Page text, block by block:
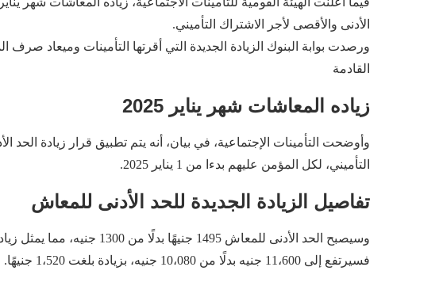
الأدنى والأقصى لأجر الاشتراك التأميني.
ورصدت بوابة البنوك الزيادة الجديدة التي أقرتها التأمينات وميعاد
القادمة
زياده المعاشات شهر يناير 2025
وأوضحت التأمينات الإجتماعية، في بيان، أنه يتم تطبيق قرار زيادة الحد
التأميني، لكل المؤمن عليهم بدءا من 1 يناير 2025.
تفاصيل الزيادة الجديدة للحد الأدنى للمعاش
فسيرتفع إلى 11،600 جنيه بدلًا من 10،080 جنيه، بزيادة بلغت 1،520 جنيهًا.